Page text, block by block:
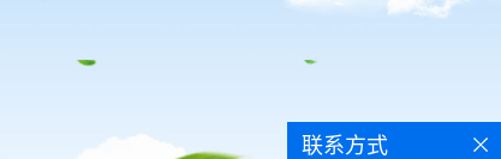
联系方式